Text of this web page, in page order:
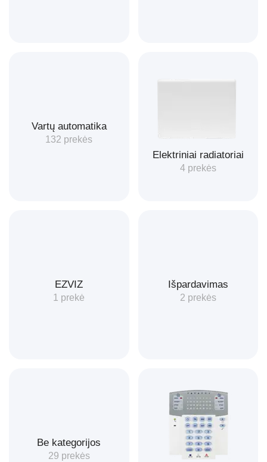
Vartų automatika
132 prekės
Elektriniai radiatoriai
4 prekės
EZVIZ
1 prekė
Išpardavimas
2 prekės
Be kategorijos
29 prekės